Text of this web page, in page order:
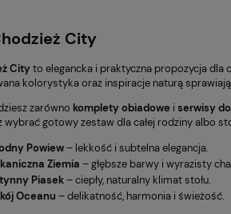
City
Cityto elegancka i praktyczna propozycja dla
kolorystyka oraz inspiracje naturą
zarówno komplety obiadowe i serwisy
wybrać gotowy zestaw dla całej rodziny albo
Powiew– lekkość i subtelna elegancja.
Ziemia – głębsze barwy i wyrazisty
Piasek– ciepły, naturalny klimat stołu.
Oceanu – delikatność, harmonia i świeżość.